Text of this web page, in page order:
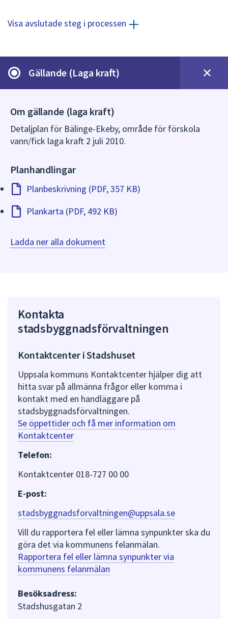
Visa avslutade steg i processen
Gällande (Laga kraft)
Om gällande (laga kraft)
Detaljplan för Bälinge-Ekeby, område för förskola
vann/fick laga kraft 2 juli 2010.
Planhandlingar
Planbeskrivning (PDF, 357 KB)
Plankarta (PDF, 492 KB)
Ladda ner alla dokument
Kontakta
stadsbyggnadsförvaltningen
Kontaktcenter i Stadshuset
Uppsala kommuns Kontaktcenter hjälper dig att
hitta svar på allmänna frågor eller komma i
kontakt med en handläggare på
stadsbyggnadsförvaltningen.
Se öppettider och få mer information om
Kontaktcenter
Telefon:
Kontaktcenter 018-727 00 00
E-post:
stadsbyggnadsforvaltningen@uppsala.se
Vill du rapportera fel eller lämna synpunkter ska du
göra det via kommunens felanmälan.
Rapportera fel eller lämna synpunkter via
kommunens felanmälan
Besöksadress:
Stadshusgatan 2